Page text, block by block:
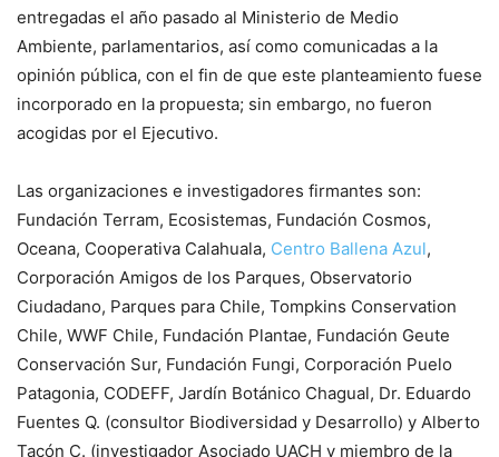
entregadas el año pasado al Ministerio de Medio
Ambiente, parlamentarios, así como comunicadas a la
opinión pública, con el fin de que este planteamiento fuese
incorporado en la propuesta; sin embargo, no fueron
acogidas por el Ejecutivo.
Las organizaciones e investigadores firmantes son:
Fundación Terram, Ecosistemas, Fundación Cosmos,
Oceana, Cooperativa Calahuala, Centro Ballena Azul,
Corporación Amigos de los Parques, Observatorio
Ciudadano, Parques para Chile, Tompkins Conservation
Chile, WWF Chile, Fundación Plantae, Fundación Geute
Conservación Sur, Fundación Fungi, Corporación Puelo
Patagonia, CODEFF, Jardín Botánico Chagual, Dr. Eduardo
Fuentes Q. (consultor Biodiversidad y Desarrollo) y Alberto
Tacón C. (investigador Asociado UACH y miembro de la